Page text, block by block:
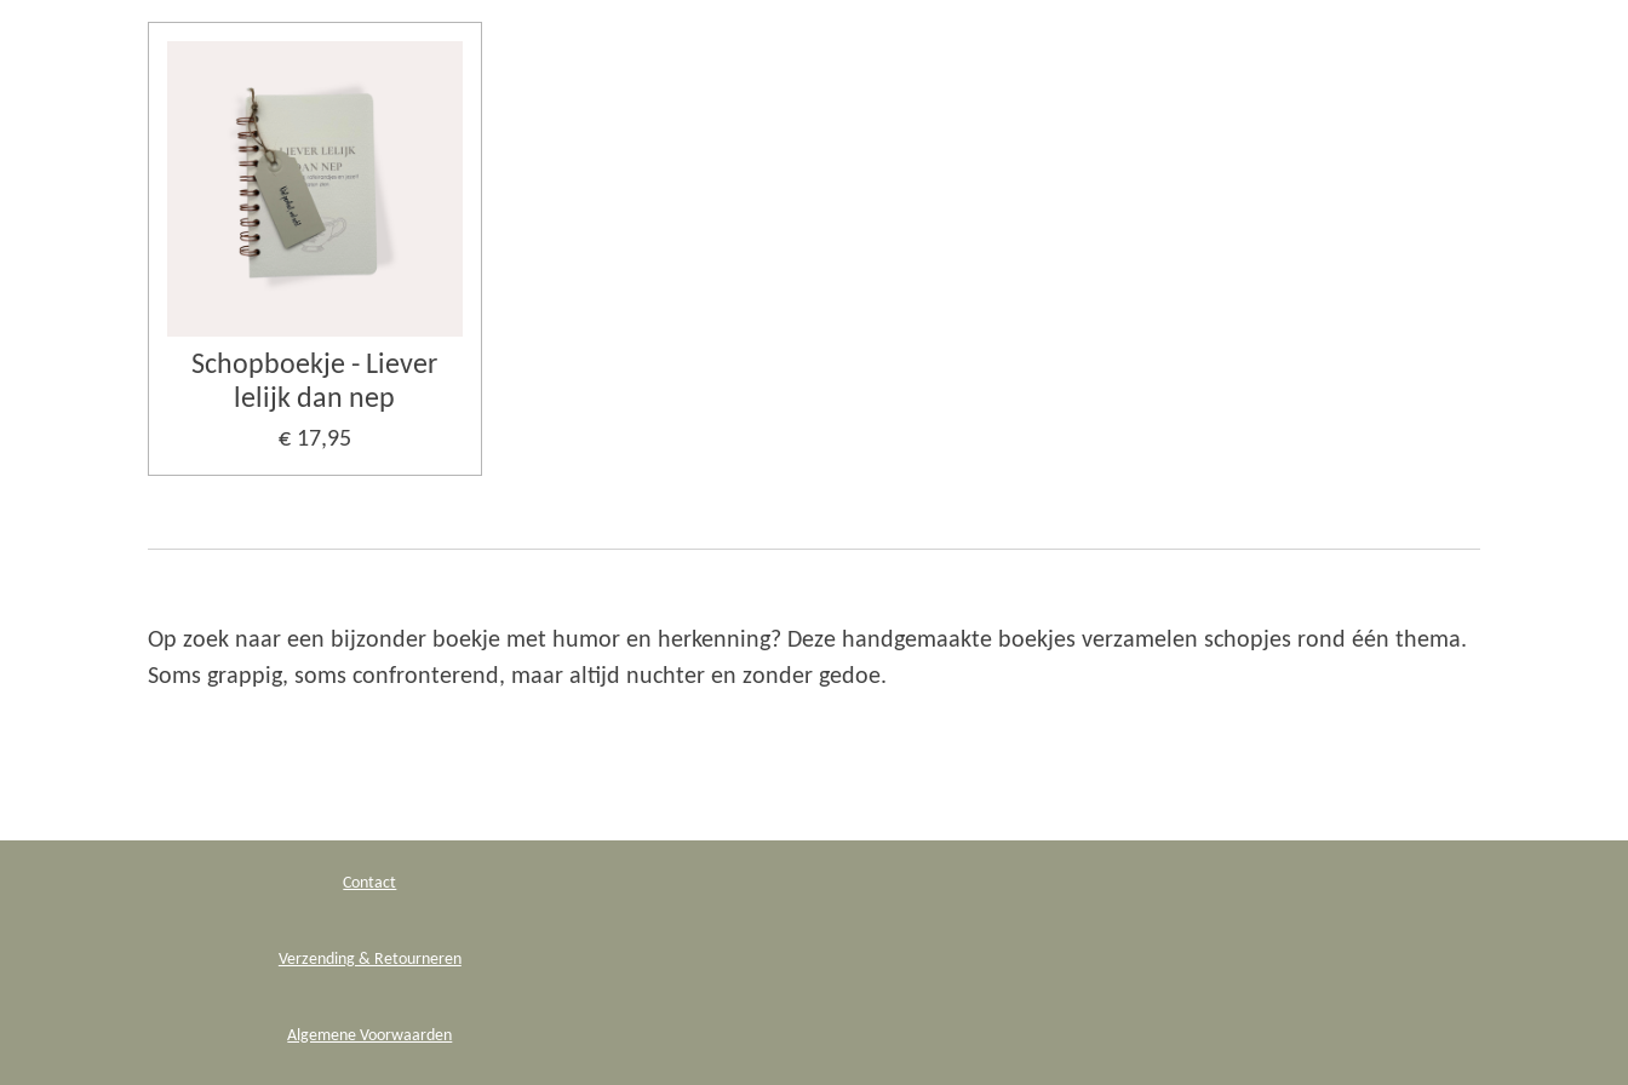
Schopboekje - Liever
lelijk dan nep
€ 17,95
Op zoek naar een bijzonder boekje met humor en herkenning? Deze handgemaakte boekjes verzamelen schopjes rond één thema.
Soms grappig, soms confronterend, maar altijd nuchter en zonder gedoe.
Contact
Verzending & Retourneren
Algemene Voorwaarden